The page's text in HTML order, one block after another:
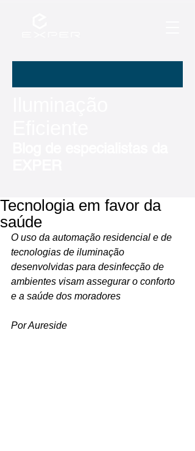
Tecnologia em favor da
saúde
O uso da automação residencial e de
tecnologias de iluminação
desenvolvidas para desinfecção de
ambientes visam assegurar o conforto
e a saúde dos moradores
Por Aureside